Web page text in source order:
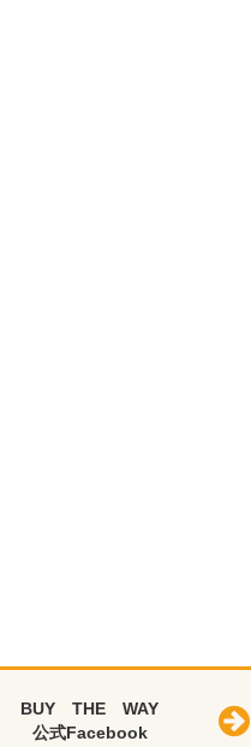
BUY THE WAY
公式Facebook